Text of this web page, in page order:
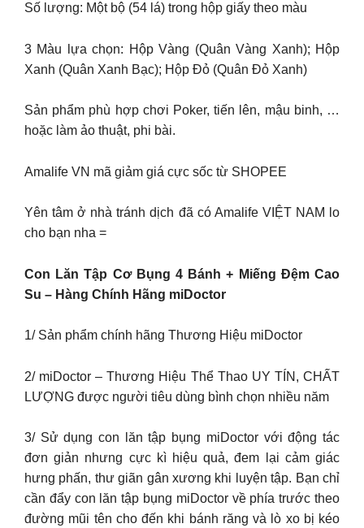
Số lượng: Một bộ (54 lá) trong hộp giấy theo màu
3 Màu lựa chọn: Hộp Vàng (Quân Vàng Xanh); Hộp
Xanh (Quân Xanh Bạc); Hộp Đỏ (Quân Đỏ Xanh)
Sản phẩm phù hợp chơi Poker, tiến lên, mậu binh, …
hoặc làm ảo thuật, phi bài.
Amalife VN mã giảm giá cực sốc từ SHOPEE
Yên tâm ở nhà tránh dịch đã có Amalife VIỆT NAM lo
cho bạn nha =
Con Lăn Tập Cơ Bụng 4 Bánh + Miếng Đệm Cao
Su – Hàng Chính Hãng miDoctor
1/ Sản phẩm chính hãng Thương Hiệu miDoctor
2/ miDoctor – Thương Hiệu Thể Thao UY TÍN, CHẤT
LƯỢNG được người tiêu dùng bình chọn nhiều năm
3/ Sử dụng con lăn tập bụng miDoctor với động tác
đơn giản nhưng cực kì hiệu quả, đem lại cảm giác
hưng phấn, thư giãn gân xương khi luyện tập. Bạn chỉ
cần đẩy con lăn tập bụng miDoctor về phía trước theo
đường mũi tên cho đến khi bánh răng và lò xo bị kéo